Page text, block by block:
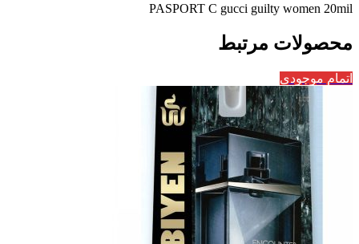
PASPORT C gucci guilty women 20mil
محصولات مرتبط
اتمام موجودی